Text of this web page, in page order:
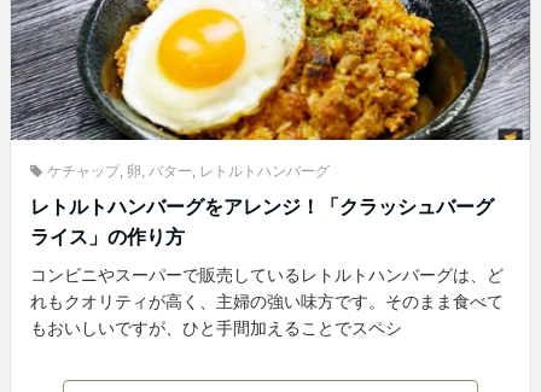
ケチャップ, 卵, バター, レトルトハンバーグ
レトルトハンバーグをアレンジ！「クラッシュバーグ
ライス」の作り方
コンビニやスーパーで販売しているレトルトハンバーグは、ど
れもクオリティが高く、主婦の強い味方です。そのまま食べて
もおいしいですが、ひと手間加えることでスペシ